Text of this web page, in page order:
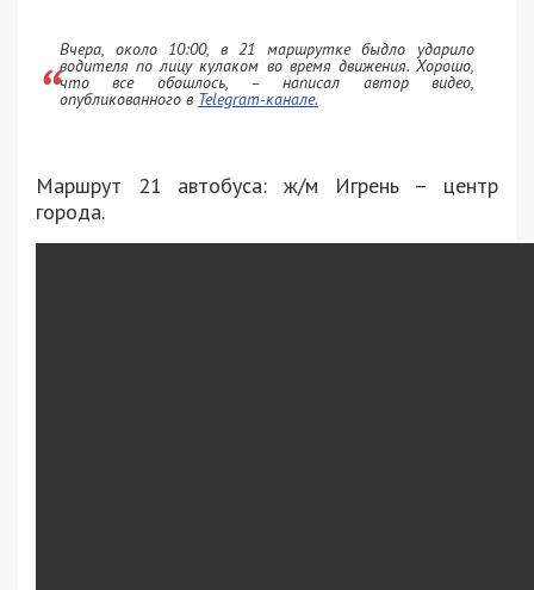
Вчера, около 10:00, в 21 маршрутке быдло ударило
водителя по лицу кулаком во время движения. Хорошо,
что все обошлось, – написал автор видео,
опубликованного в Telegram-канале.
Маршрут 21 автобуса: ж/м Игрень – центр
города.